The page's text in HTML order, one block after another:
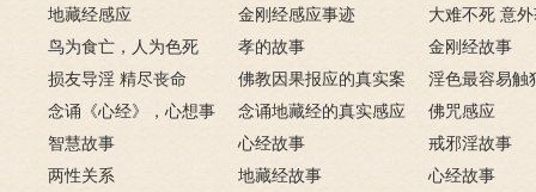
不掉
地藏经的请进
地藏经感应 金刚经感应事迹
大难不死 意
致富的特异功
鸟为食亡，人为色死 孝的故事
金刚经故事
损友导淫 精尽丧命
佛教因果报应的真实案
例
淫色最容易触
淫欲心难清静
念诵《心经》，心想事
成
念诵地藏经的真实感应
六则
佛咒感应
智慧故事
心经故事
戒邪淫故事
两性关系
地藏经故事 心经故事